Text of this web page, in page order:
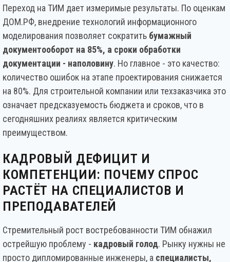
Переход на ТИМ дает измеримые результаты. По оценкам
ДОМ.РФ, внедрение технологий информационного
моделирования позволяет сократить бумажный
документооборот на 85%, а сроки обработки
документации - наполовину. Но главное - это качество:
количество ошибок на этапе проектирования снижается
на 80%. Для строительной компании или техзаказчика это
означает предсказуемость бюджета и сроков, что в
сегодняшних реалиях является критическим
преимуществом.
КАДРОВЫЙ ДЕФИЦИТ И
КОМПЕТЕНЦИИ: ПОЧЕМУ СПРОС
РАСТЁТ НА СПЕЦИАЛИСТОВ И
ПРЕПОДАВАТЕЛЕЙ
Стремительный рост востребованности ТИМ обнажил
острейшую проблему - кадровый голод. Рынку нужны не
просто дипломированные инженеры, а специалисты,